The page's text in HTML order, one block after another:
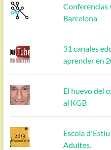
Conferencias
Barcelona
31 canales
aprender en
El huevo del
al KGB
Escola
Adultes.